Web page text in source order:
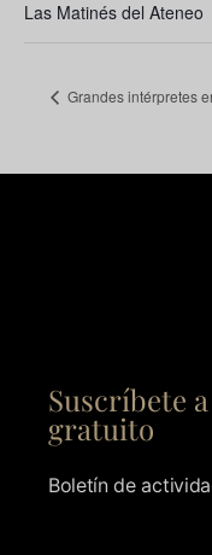
Las Matinés del Ateneo
Grandes intérpretes
Suscríbete
gratuito
Boletín de